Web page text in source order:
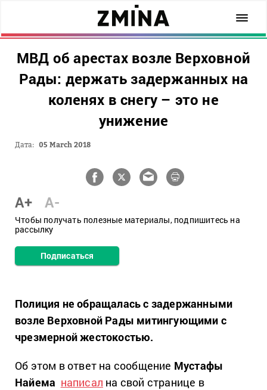
МВД об арестах возле Верховной
Рады: держать задержанных на
коленях в снегу – это не
унижение
Дата: 05 March 2018
A+ A-
Чтобы получать полезные материалы, подпишитесь на
рассылку
Подписаться
Полиция не обращалась с задержанными
возле Верховной Рады митингующими с
чрезмерной жестокостью.
Об этом в ответ на сообщение Мустафы
Найема написал на свой странице в